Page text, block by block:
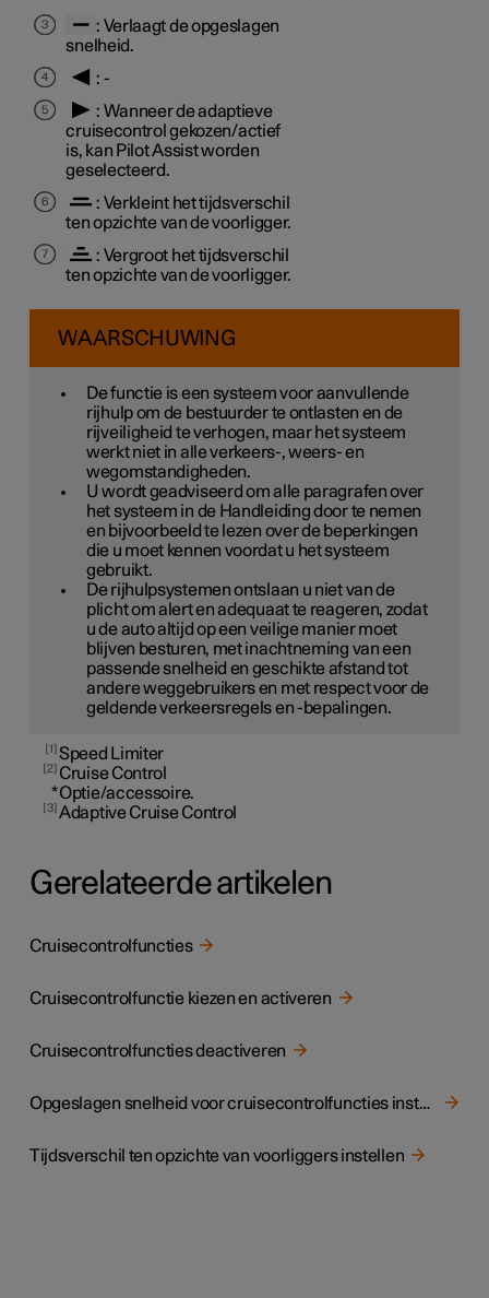
: Verlaagt de opgeslagen
snelheid.
: -
: Wanneer de adaptieve
cruisecontrol gekozen/actief
is, kan Pilot Assist worden
geselecteerd.
: Verkleint het tijdsverschil
ten opzichte van de voorligger.
: Vergroot het tijdsverschil
ten opzichte van de voorligger.
WAARSCHUWING
De functie is een systeem voor aanvullende
rijhulp om de bestuurder te ontlasten en de
rijveiligheid te verhogen, maar het systeem
werkt niet in alle verkeers-, weers- en
wegomstandigheden.
U wordt geadviseerd om alle paragrafen over
het systeem in de Handleiding door te nemen
en bijvoorbeeld te lezen over de beperkingen
die u moet kennen voordat u het systeem
gebruikt.
De rijhulpsystemen ontslaan u niet van de
plicht om alert en adequaat te reageren, zodat
u de auto altijd op een veilige manier moet
blijven besturen, met inachtneming van een
passende snelheid en geschikte afstand tot
andere weggebruikers en met respect voor de
geldende verkeersregels en -bepalingen.
1 Speed Limiter
2 Cruise Control
*Optie/accessoire.
3 Adaptive Cruise Control
Gerelateerde artikelen
Cruisecontrolfuncties
Cruisecontrolfunctie kiezen en activeren
Cruisecontrolfuncties deactiveren
Opgeslagen snelheid voor cruisecontrolfuncties instellen
Tijdsverschil ten opzichte van voorliggers instellen